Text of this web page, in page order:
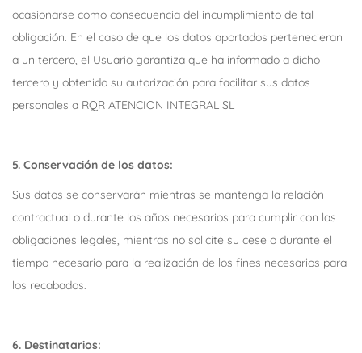
ocasionarse como consecuencia del incumplimiento de tal
obligación. En el caso de que los datos aportados pertenecieran
a un tercero, el Usuario garantiza que ha informado a dicho
tercero y obtenido su autorización para facilitar sus datos
personales a RQR ATENCION INTEGRAL SL
5. Conservación de los datos:
Sus datos se conservarán mientras se mantenga la relación
contractual o durante los años necesarios para cumplir con las
obligaciones legales, mientras no solicite su cese o durante el
tiempo necesario para la realización de los fines necesarios para
los recabados.
6. Destinatarios: